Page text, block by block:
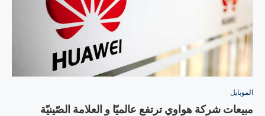
الموبايل
مبيعات شركة هواوي ترتفع عالميّا و العلامة الصّينيّة